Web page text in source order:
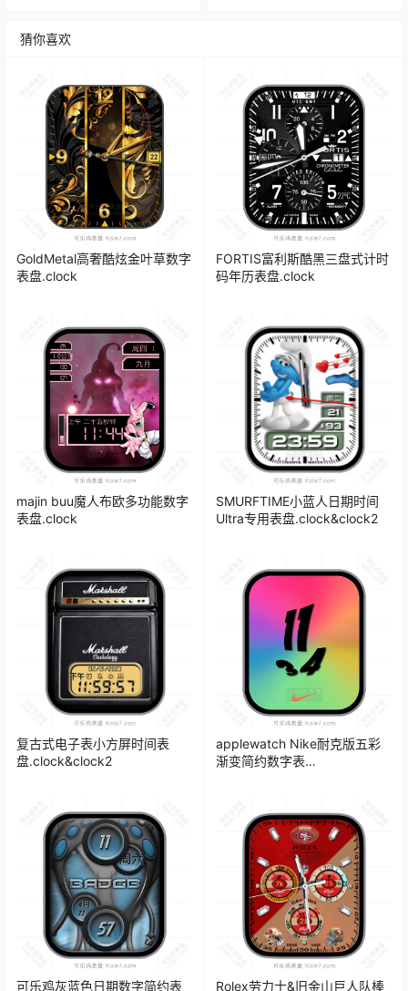
猜你喜欢
GoldMetal高奢酷炫金叶草数字
表盘.clock
FORTIS富利斯酷黑三盘式计时
码年历表盘.clock
majin buu魔人布欧多功能数字
表盘.clock
SMURFTIME小蓝人日期时间
Ultra专用表盘.clock&clock2
复古式电子表小方屏时间表
盘.clock&clock2
applewatch Nike耐克版五彩
渐变简约数字表
可乐鸡灰蓝色日期数字简约表
Rolex劳力士&旧金山巨人队棒